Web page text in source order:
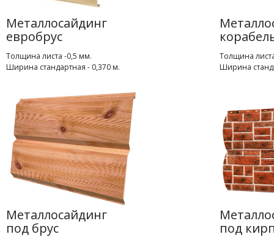
Толщина
Ширина
Металлосайдинг
под брус
Металлосайдинг
евробрус
под
Толщина листа -0,5 мм.
Ширина стандартная - 0,370 м.